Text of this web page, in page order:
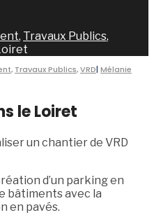
, Travaux Publics,
, Travaux Publics,VRD| Mélanie
le Loiret
un chantier de VRD
d’un parking en
bâtiments avec la
en pavés.